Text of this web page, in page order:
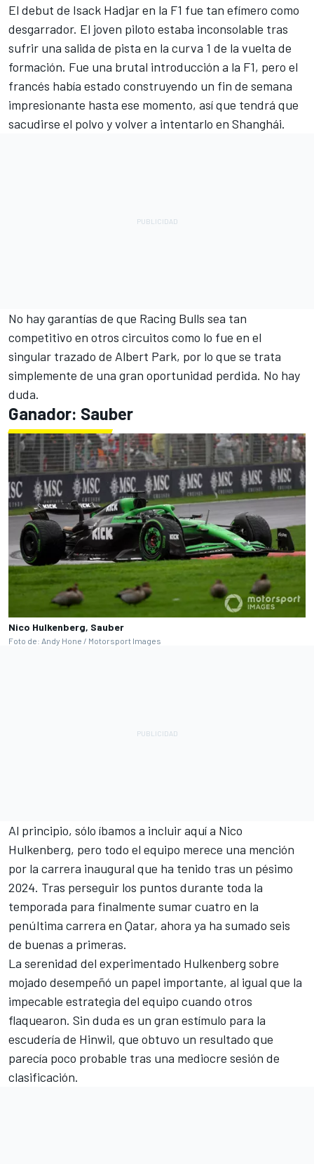
El debut de Isack Hadjaren la F1 fue tan efímero como
desgarrador. El joven piloto estaba inconsolable tras
sufrir una salida de pista en la curva 1 de la vuelta de
formación. Fue una brutal introducción a la F1, pero el
francés había estado construyendo un fin de semana
impresionante hasta ese momento, así que tendrá que
sacudirse el polvo y volver a intentarlo en Shanghái.
No hay garantías de que Racing Bulls sea tan
competitivo en otros circuitos como lo fue en el
singular trazado de Albert Park, por lo que se trata
simplemente de una gran oportunidad perdida. No hay
duda.
Ganador: Sauber
Nico Hulkenberg, Sauber
Foto de: Andy Hone / Motorsport Images
Al principio, sólo íbamos a incluir aquí a Nico
Hulkenberg, pero todo el equipo merece una mención
por la carrera inaugural que ha tenido tras un pésimo
2024. Tras perseguir los puntos durante toda la
temporada para finalmente sumar cuatro en la
penúltima carrera en Qatar, ahora ya ha sumado seis
de buenas a primeras.
La serenidad del experimentado Hulkenberg sobre
mojado desempeñó un papel importante, al igual que la
impecable estrategia del equipo cuando otros
flaquearon. Sin duda es un gran estímulo para la
escudería de Hinwil, que obtuvo un resultado que
parecía poco probable tras una mediocre sesión de
clasificación.